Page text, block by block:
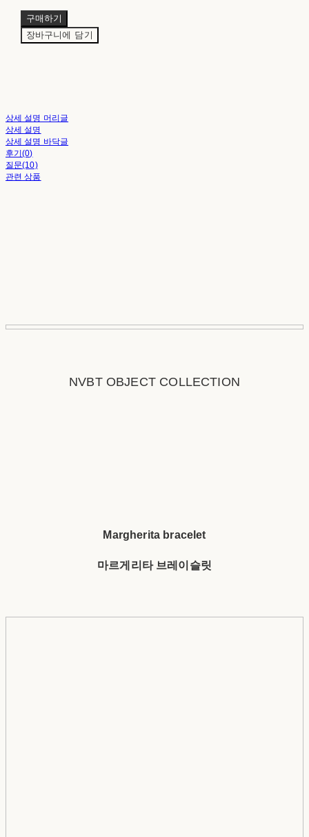
구매하기
장바구니에 담기
상세 설명 머리글
상세 설명
상세 설명 바닥글
후기(0)
질문(10)
관련 상품
NVBT OBJECT COLLECTION
Margherita bracelet
마르게리타 브레이슬릿